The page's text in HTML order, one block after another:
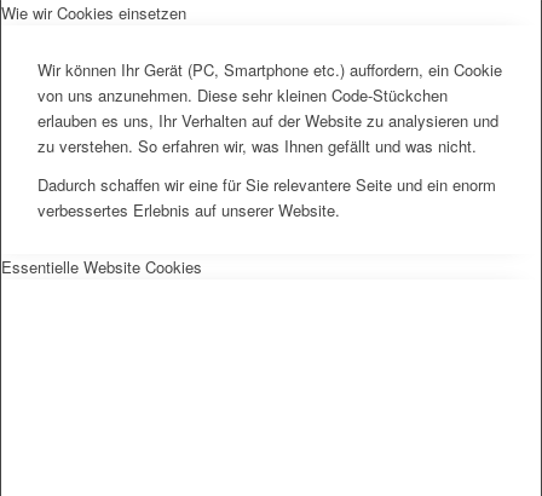
Wie wir Cookies einsetzen
Wir können Ihr Gerät (PC, Smartphone etc.) auffordern, ein Cookie
von uns anzunehmen. Diese sehr kleinen Code-Stückchen
erlauben es uns, Ihr Verhalten auf der Website zu analysieren und
zu verstehen. So erfahren wir, was Ihnen gefällt und was nicht.
Dadurch schaffen wir eine für Sie relevantere Seite und ein enorm
verbessertes Erlebnis auf unserer Website.
Essentielle Website Cookies